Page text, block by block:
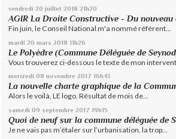
vendredi 20 juillet 2018 21h20
AGIR La Droite Constructive - Du nouveau
Fin juin, le Conseil National m'a nommé référent...
mardi 20 mars 2018 11h26
Le Polyèdre (Commune Déléguée de
Vous trouverez ci-dessous le texte de mon
mercredi 08 novembre 2017 16h43
La nouvelle charte graphique de la
Alors le voilà, LE logo. Résultat de mois de...
samedi 09 septembre 2017 19h15
Quoi de neuf sur la commune déléguée de
Je ne vais pas m’étaler sur l’urbanisation, la trop...